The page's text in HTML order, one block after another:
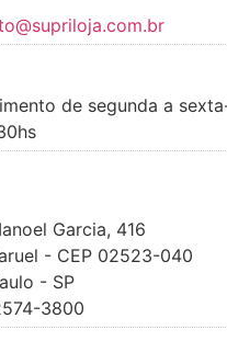
de segunda a
Garcia, 416
- CEP 02523-040
- SP
3800